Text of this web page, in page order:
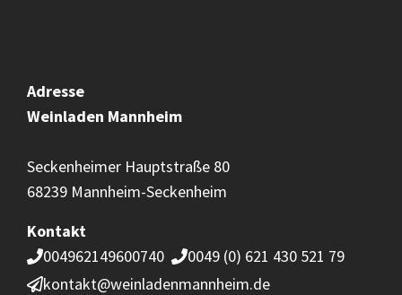
Adresse
Weinladen Mannheim
Seckenheimer Hauptstraße 80
68239 Mannheim-Seckenheim
Kontakt
004962149600740
0049 (0) 621 430 521 79
kontakt@weinladenmannheim.de